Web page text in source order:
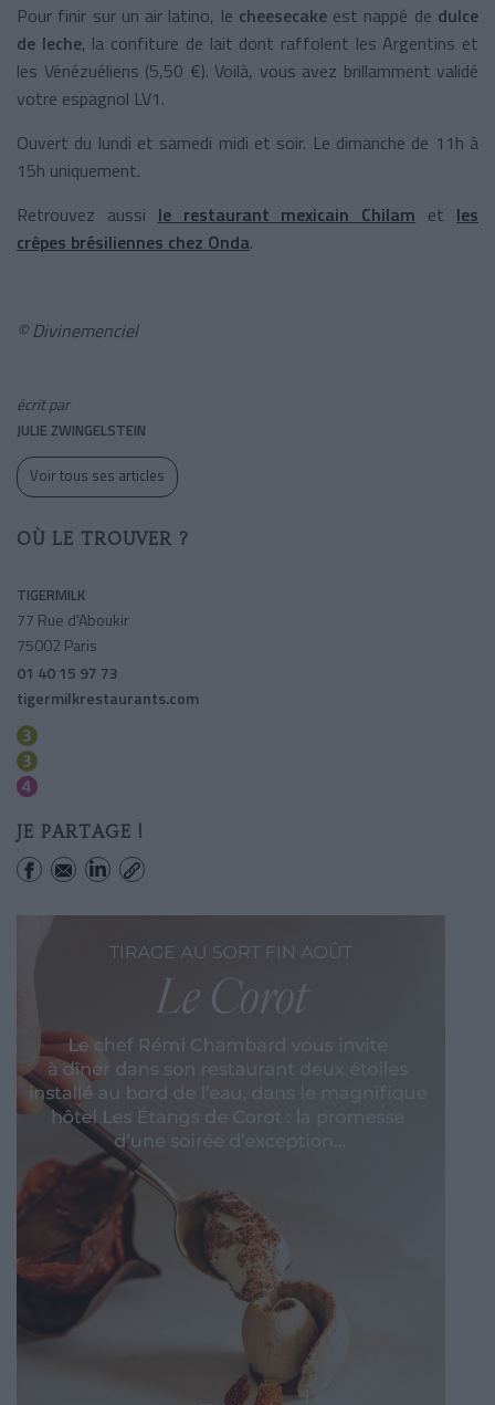
Pour finir sur un air latino, le cheesecakeest nappé de dulce
de leche, la confiture de lait dont raffolent les Argentins et
les Vénézuéliens (5,50 €). Voilà, vous avez brillamment validé
votre espagnol LV1.
Ouvert du lundi et samedi midi et soir. Le dimanche de 11h à
15h uniquement.
Retrouvez aussi le restaurant mexicain Chilam et les
crêpes brésiliennes chez Onda.
© Divinemenciel
écrit par
JULIE ZWINGELSTEIN
Voir tous ses articles
OÙ LE TROUVER ?
TIGERMILK
77 Rue d'Aboukir
75002 Paris
01 40 15 97 73
tigermilkrestaurants.com
JE PARTAGE !